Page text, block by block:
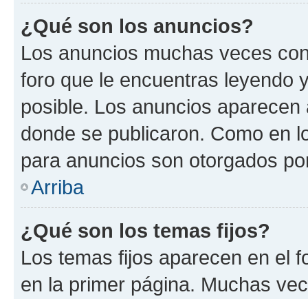
¿Qué son los anuncios?
Los anuncios muchas veces
foro que le encuentras leyendo
posible. Los anuncios
donde se publicaron. Como en
para anuncios son otorgados
Arriba
¿Qué son los temas fijos?
Los temas fijos aparecen en el
en la primer página. Muchas